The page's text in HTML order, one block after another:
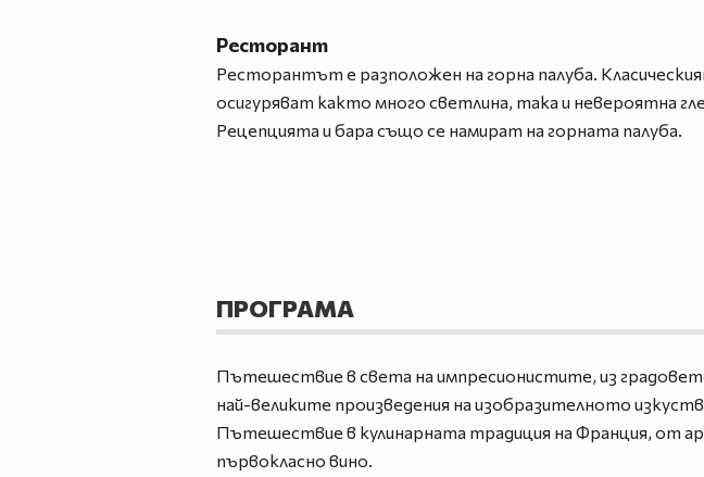
Ресторант
Ресторантът е разположен на горна палуба.
осигуряват както много светлина, така и невероятна
Рецепцията и бара също се намират на горната палуба.
ПРОГРАМА
Пътешествие в света на импресионистите, из
най-великите произведения на изобразителното
Пътешествие в кулинарната традиция на Франция, от
първокласно вино.